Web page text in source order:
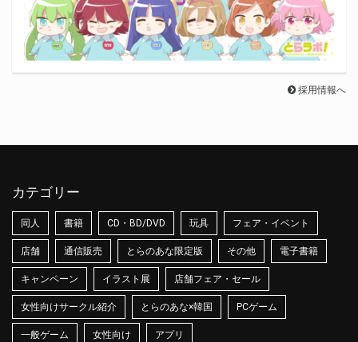
採用情報へ
カテゴリー
同人 書籍 CD・BD/DVD 玩具 フェア・イベント
店舗 通信販売 とらのあな限定版 その他 電子書籍
キャンペーン イラスト展 店舗フェア・セール
女性向けサークル紹介 とらのあな×韓国 PCゲーム
一般ゲーム 女性向け アプリ